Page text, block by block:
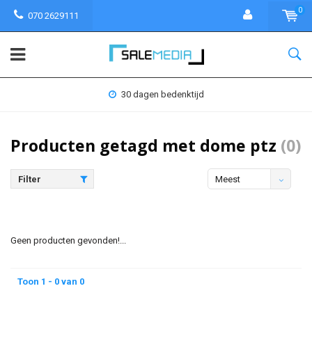
070 2629111
0
30 dagen bedenktijd
Producten getagd met dome ptz (0)
Filter
Meest
Geen producten gevonden!...
Toon 1 - 0 van 0